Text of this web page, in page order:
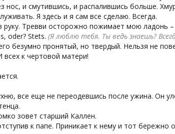
нос, и смутившись, и распалившись больше.
Я здесь и я сам все сделаю. Всегда.
руку. Тревви осторожно пожимает мою ладонь
oder? Stets. (Я люблю тебя. Ты ведь знаешь?
безумно пронятый, но твердый. Нельзя не
всех к чертовой матери!
все еще не переодевшись после ужина. Он
зовет старший Каллен.
к папе. Приникает к нему и тот бережно